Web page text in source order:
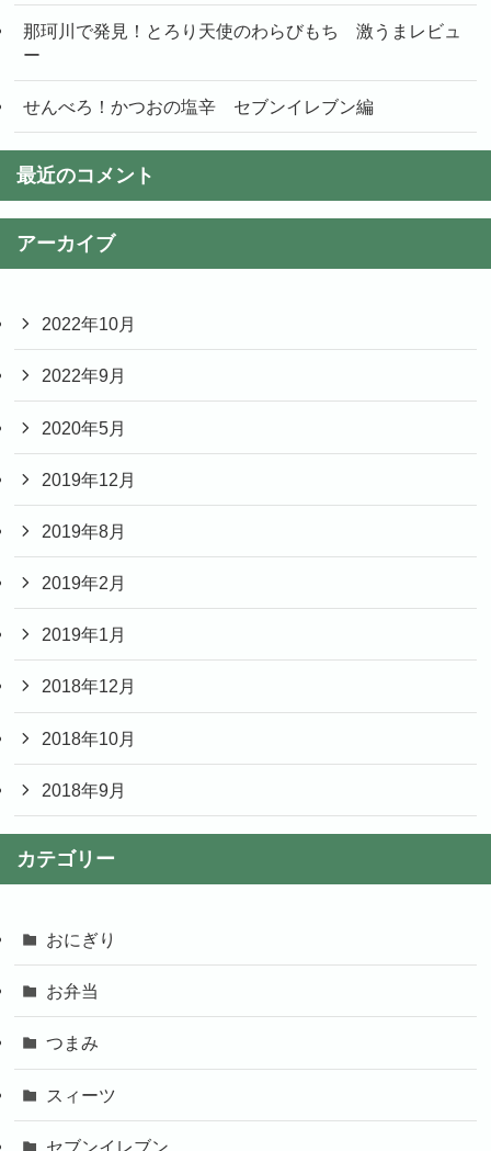
那珂川で発見！とろり天使のわらびもち 激うまレビュ
ー
せんべろ！かつおの塩辛 セブンイレブン編
最近のコメント
アーカイブ
2022年10月
2022年9月
2020年5月
2019年12月
2019年8月
2019年2月
2019年1月
2018年12月
2018年10月
2018年9月
カテゴリー
おにぎり
お弁当
つまみ
スィーツ
セブンイレブン